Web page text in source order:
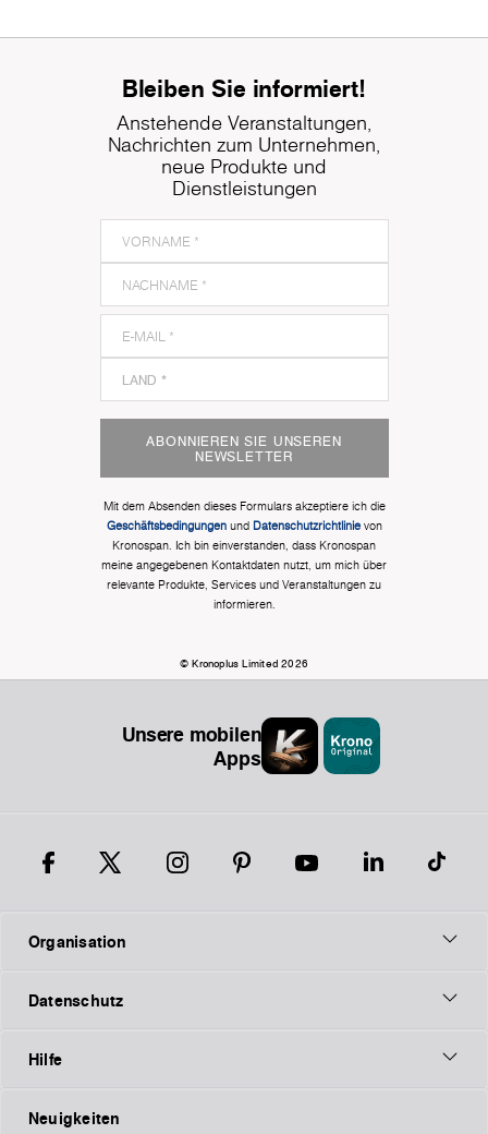
Bleiben Sie informiert!
Anstehende Veranstaltungen,
Nachrichten zum Unternehmen,
neue Produkte und
Dienstleistungen
ABONNIEREN SIE UNSEREN
NEWSLETTER
Mit dem Absenden dieses Formulars akzeptiere ich die
Geschäftsbedingungenund Datenschutzrichtlinievon
Kronospan. Ich bin einverstanden, dass Kronospan
meine angegebenen Kontaktdaten nutzt, um mich über
relevante Produkte, Services und Veranstaltungen zu
informieren.
© Kronoplus Limited 2026
Unsere mobilen
Apps
Organisation
Datenschutz
Hilfe
Neuigkeiten